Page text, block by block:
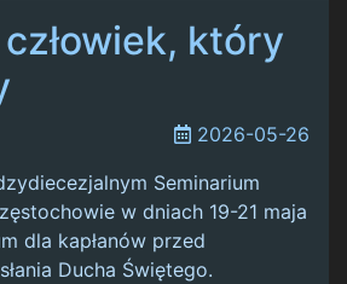
człowiek, który
2026-05-26
Seminarium
w dniach 19-21 maja
dla kapłanów przed
Ducha Świętego.